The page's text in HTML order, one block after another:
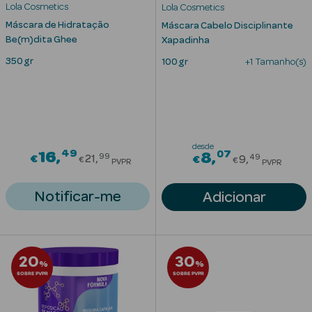
Acessórios
Banho
Solares
Refirmantes
Lola Cosmetics
Máscara de Hidratação
Be(m)dita Ghee
350 gr
€16 49Price reduced from
€21 99
PVPR
Notificar-me
Lola Cosmetics
Máscara Cabelo Disciplinante
Xapadinha
100 gr +1 Tamanho(s)
desde
€8 07Price
€9 49
PVPR
Adicionar
20%
SOBRE PVPR
30%
SOBRE PVPR